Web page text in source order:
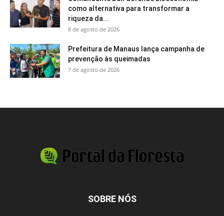
como alternativa para transformar a
riqueza da...
8 de agosto de 2026
Prefeitura de Manaus lança campanha de
prevenção às queimadas
7 de agosto de 2026
SOBRE NÓS